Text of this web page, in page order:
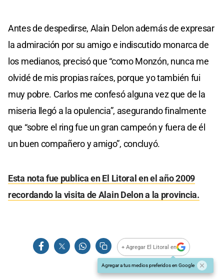
Antes de despedirse, Alain Delon además de expresar
la admiración por su amigo e indiscutido monarca de
los medianos, precisó que “como Monzón, nunca me
olvidé de mis propias raíces, porque yo también fui
muy pobre. Carlos me confesó alguna vez que de la
miseria llegó a la opulencia”, asegurando finalmente
que “sobre el ring fue un gran campeón y fuera de él
un buen compañero y amigo”, concluyó.
Esta nota fue publica en El Litoral en el año 2009
recordando la visita de Alain Delon a la provincia.
+ Agregar El Litoral en
Agregar a tus medios preferidos en Google